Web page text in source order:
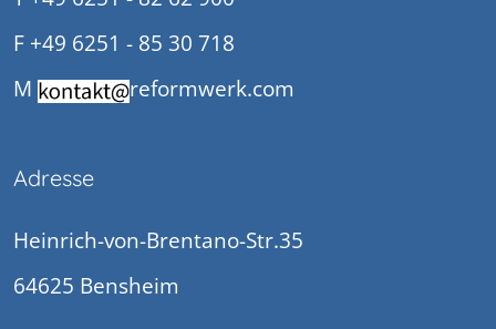
F +49 6251 - 85 30 718
M
reformwerk.com
Adresse
Heinrich-von-Brentano-Str.35
64625 Bensheim